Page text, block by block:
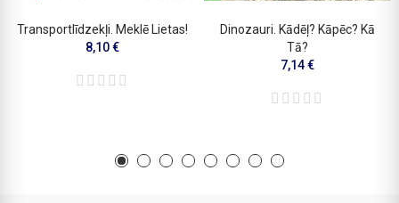
Transportlīdzekļi. Meklē Lietas!
8,10 €
Dinozauri. Kādēļ? Kāpēc? Kā
Tā?
7,14 €